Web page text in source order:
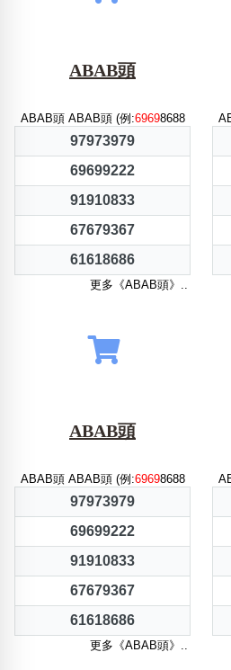
ABAB頭
ABAB頭 ABAB頭 (例:69698688
97973979
69699222
91910833
67679367
61618686
更多《ABAB頭》..
ABAB頭
ABAB頭 ABAB頭 (例:69698688
97973979
69699222
91910833
67679367
61618686
更多《ABAB頭》..